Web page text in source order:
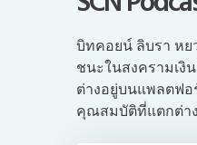
บิทคอยน์ ลิบรา หย
ชนะในสงครามเงิ
ต่างอยู่บนแพลตฟ
คุณสมบัติที่แตกต่า